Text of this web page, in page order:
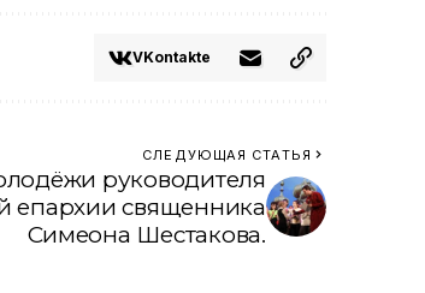
VKontakte
СЛЕДУЮЩАЯ СТАТЬЯ
руководителя
епархии священника
Симеона Шестакова.